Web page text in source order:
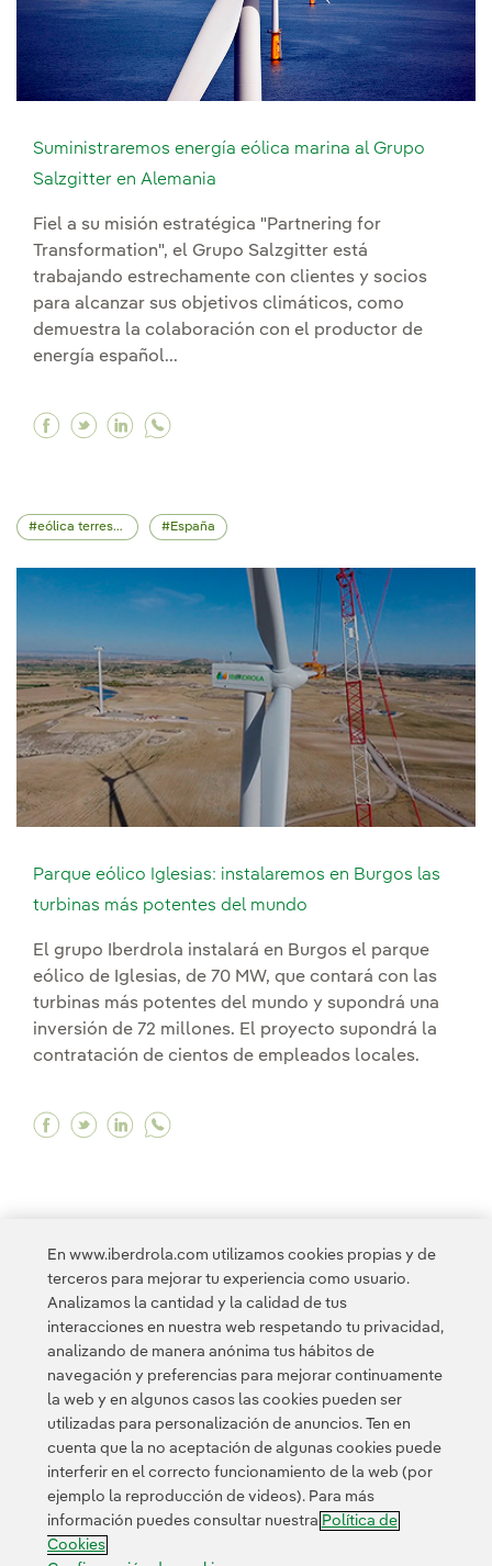
Suministraremos energía eólica marina al Grupo
Salzgitter en Alemania
Fiel a su misión estratégica "Partnering for
Transformation", el Grupo Salzgitter está
trabajando estrechamente con clientes y socios
para alcanzar sus objetivos climáticos, como
demuestra la colaboración con el productor de
energía español...
Facebook Suministraremos energía eólica
Twitter Suministraremos energía eólica
Linkedin Suministraremos energía
eólica terrestre España
Parque eólico Iglesias: instalaremos en Burgos las
turbinas más potentes del mundo
El grupo Iberdrola instalará en Burgos el parque
eólico de Iglesias, de 70 MW, que contará con las
turbinas más potentes del mundo y supondrá una
inversión de 72 millones. El proyecto supondrá la
contratación de cientos de empleados locales.
Facebook Parque eólico Iglesias:
Twitter Parque eólico Iglesias:
Linkedin Parque eólico Iglesias:
< 2 3 4 5 6 ... 9
Contacta Clientes Política de Privacidad Información legal
Política de cookies Configuración de cookies Accesibilidad
Canal de denuncias
En www.iberdrola.com utilizamos cookies propias y de
terceros para mejorar tu experiencia como usuario.
Analizamos la cantidad y la calidad de tus
interacciones en nuestra web respetando tu privacidad,
analizando de manera anónima tus hábitos de
navegación y preferencias para mejorar continuamente
la web y en algunos casos las cookies pueden ser
utilizadas para personalización de anuncios. Ten en
cuenta que la no aceptación de algunas cookies puede
interferir en el correcto funcionamiento de la web (por
ejemplo la reproducción de videos). Para más
información puedes consultar nuestra Política de
Cookies